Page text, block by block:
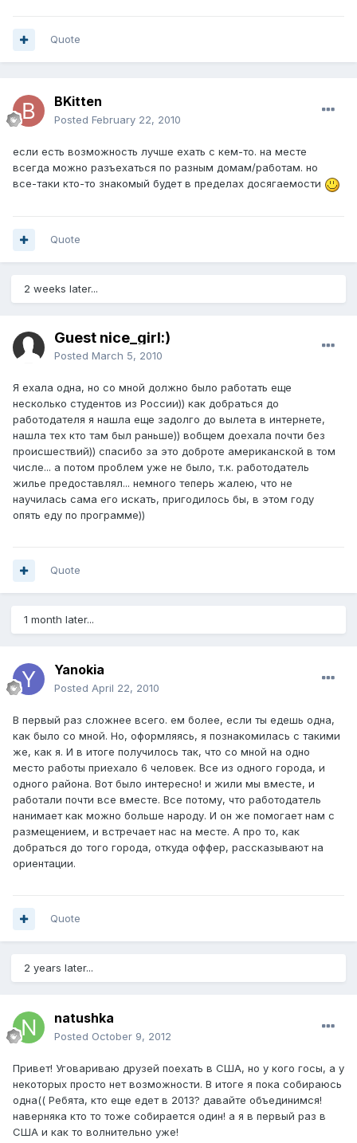
Quote
BKitten
Posted February 22, 2010
если есть возможность лучше ехать с кем-то. на месте
всегда можно разъехаться по разным домам/работам. но
все-таки кто-то знакомый будет в пределах досягаемости
Quote
2 weeks later...
Guest nice_girl:)
Posted March 5, 2010
Я ехала одна, но со мной должно было работать еще
несколько студентов из России)) как добраться до
работодателя я нашла еще задолго до вылета в интернете,
нашла тех кто там был раньше)) вобщем доехала почти без
происшествий)) спасибо за это доброте американской в том
числе... а потом проблем уже не было, т.к. работодатель
жилье предоставлял... немного теперь жалею, что не
научилась сама его искать, пригодилось бы, в этом году
опять еду по программе))
Quote
1 month later...
Yanokia
Posted April 22, 2010
В первый раз сложнее всего. ем более, если ты едешь одна,
как было со мной. Но, оформляясь, я познакомилась с такими
же, как я. И в итоге получилось так, что со мной на одно
место работы приехало 6 человек. Все из одного города, и
одного района. Вот было интересно! и жили мы вместе, и
работали почти все вместе. Все потому, что работодатель
нанимает как можно больше народу. И он же помогает нам с
размещением, и встречает нас на месте. А про то, как
добраться до того города, откуда оффер, рассказывают на
ориентации.
Quote
2 years later...
natushka
Posted October 9, 2012
Привет! Уговариваю друзей поехать в США, но у кого госы, а у
некоторых просто нет возможности. В итоге я пока собираюсь
одна(( Ребята, кто еще едет в 2013? давайте объединимся!
наверняка кто то тоже собирается один! а я в первый раз в
США и как то волнительно уже!